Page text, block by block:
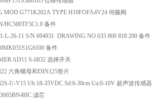
MOD G771K202A TYPE H19FOFA4V24 伺服阀
HC500TF5C1.0 备件
L-26-11 S/N 694931 DRAWING NO.635 800 818 200 备件
备件
AD11 S-6832 选择开关
六角螺母和DIN125垫片
U-V15 Ub:18-35VDC Sd:6-30cm Ua:0-10V 超声波传感器
滤芯